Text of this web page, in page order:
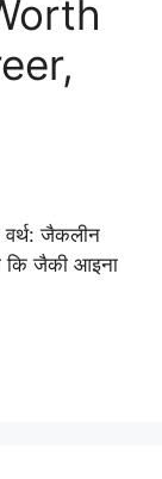
जैकलीन
कि जैकी आइना